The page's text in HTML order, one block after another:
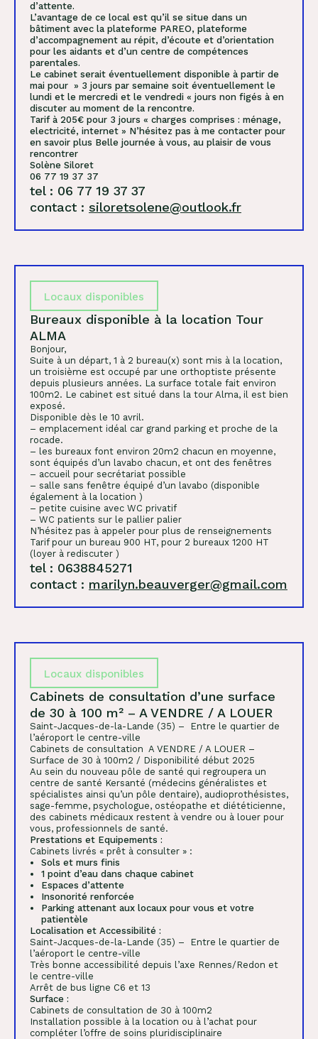
d’attente.
L’avantage de ce local est qu’il se situe dans un
bâtiment avec la plateforme PAREO, plateforme
d’accompagnement au répit, d’écoute et d’orientation
pour les aidants et d’un centre de compétences
parentales.
Le cabinet serait éventuellement disponible à partir de
mai pour » 3 jours par semaine soit éventuellement le
lundi et le mercredi et le vendredi « jours non figés à en
discuter au moment de la rencontre.
Tarif à 205€ pour 3 jours « charges comprises : ménage,
electricité, internet » N’hésitez pas à me contacter pour
en savoir plus Belle journée à vous, au plaisir de vous
rencontrer
Solène Siloret
06 77 19 37 37
tel : 06 77 19 37 37
contact : siloretsolene@outlook.fr
Locaux disponibles
Bureaux disponible à la location Tour
ALMA
Bonjour,
Suite à un départ, 1 à 2 bureau(x) sont mis à la location,
un troisième est occupé par une orthoptiste présente
depuis plusieurs années. La surface totale fait environ
100m2. Le cabinet est situé dans la tour Alma, il est bien
exposé.
Disponible dès le 10 avril.
– emplacement idéal car grand parking et proche de la
rocade.
– les bureaux font environ 20m2 chacun en moyenne,
sont équipés d’un lavabo chacun, et ont des fenêtres
– accueil pour secrétariat possible
– salle sans fenêtre équipé d’un lavabo (disponible
également à la location )
– petite cuisine avec WC privatif
– WC patients sur le pallier palier
N’hésitez pas à appeler pour plus de renseignements
Tarif pour un bureau 900 HT, pour 2 bureaux 1200 HT
(loyer à rediscuter )
tel : 0638845271
contact : marilyn.beauverger@gmail.com
Locaux disponibles
Cabinets de consultation d’une surface
de 30 à 100 m² – A VENDRE / A LOUER
Saint-Jacques-de-la-Lande (35) – Entre le quartier de
l’aéroport le centre-ville
Cabinets de consultation A VENDRE / A LOUER –
Surface de 30 à 100m2 / Disponibilité début 2025
Au sein du nouveau pôle de santé qui regroupera un
centre de santé Kersanté (médecins généralistes et
spécialistes ainsi qu’un pôle dentaire), audioprothésistes,
sage-femme, psychologue, ostéopathe et diététicienne,
des cabinets médicaux restent à vendre ou à louer pour
vous, professionnels de santé.
Prestations et Equipements :
Cabinets livrés « prêt à consulter » :
Sols et murs finis
1 point d’eau dans chaque cabinet
Espaces d’attente
Insonorité renforcée
Parking attenant aux locaux pour vous et votre
patientèle
Localisation et Accessibilité :
Saint-Jacques-de-la-Lande (35) – Entre le quartier de
l’aéroport le centre-ville
Très bonne accessibilité depuis l’axe Rennes/Redon et
le centre-ville
Arrêt de bus ligne C6 et 13
Surface :
Cabinets de consultation de 30 à 100m2
Installation possible à la location ou à l’achat pour
compléter l’offre de soins pluridisciplinaire